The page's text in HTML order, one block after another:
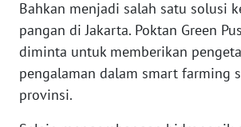
Bahkan menjadi salah satu solusi
pangan di Jakarta. Poktan Green
diminta untuk memberikan
pengalaman dalam smart farming
provinsi.
WN
SUMBAR
WN